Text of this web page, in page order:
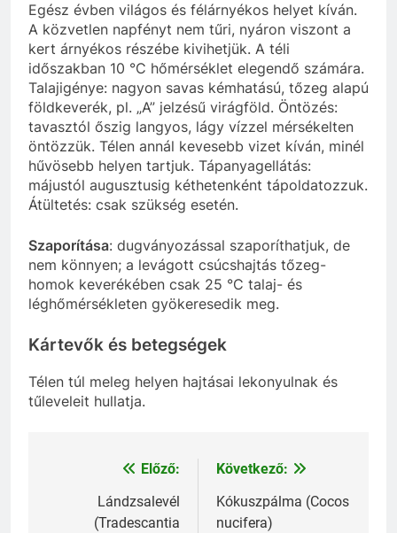
Egész évben világos és félárnyékos helyet kíván.
A közvetlen napfényt nem tűri, nyáron viszont a
kert árnyékos részébe kivihetjük. A téli
időszakban 10 °C hőmérséklet elegendő számára.
Talajigénye: nagyon savas kémhatású, tőzeg alapú
földkeverék, pl. „A” jelzésű virágföld. Öntözés:
tavasztól őszig langyos, lágy vízzel mérsékelten
öntözzük. Télen annál kevesebb vizet kíván, minél
hűvösebb helyen tartjuk. Tápanyagellátás:
májustól augusztusig kéthetenként tápoldatozzuk.
Átültetés: csak szükség esetén.
Szaporítása: dugványozással szaporíthatjuk, de
nem könnyen; a levágott csúcshajtás tőzeg-
homok keverékében csak 25 °C talaj- és
léghőmérsékleten gyökeresedik meg.
Kártevők és betegségek
Télen túl meleg helyen hajtásai lekonyulnak és
tűleveleit hullatja.
Bejegyzés
navigáció
Előző:
Lándzsalevél
(Tradescantia
Következő:
Kókuszpálma (Cocos
nucifera)